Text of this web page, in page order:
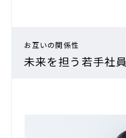
お互いの関係性
未来を担う若手社員